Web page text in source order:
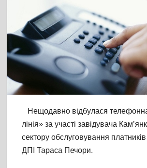
Нещодавно відбулася
лінія» за участі завідувача
сектору обслуговування платників
ДПІ Тараса Печори.